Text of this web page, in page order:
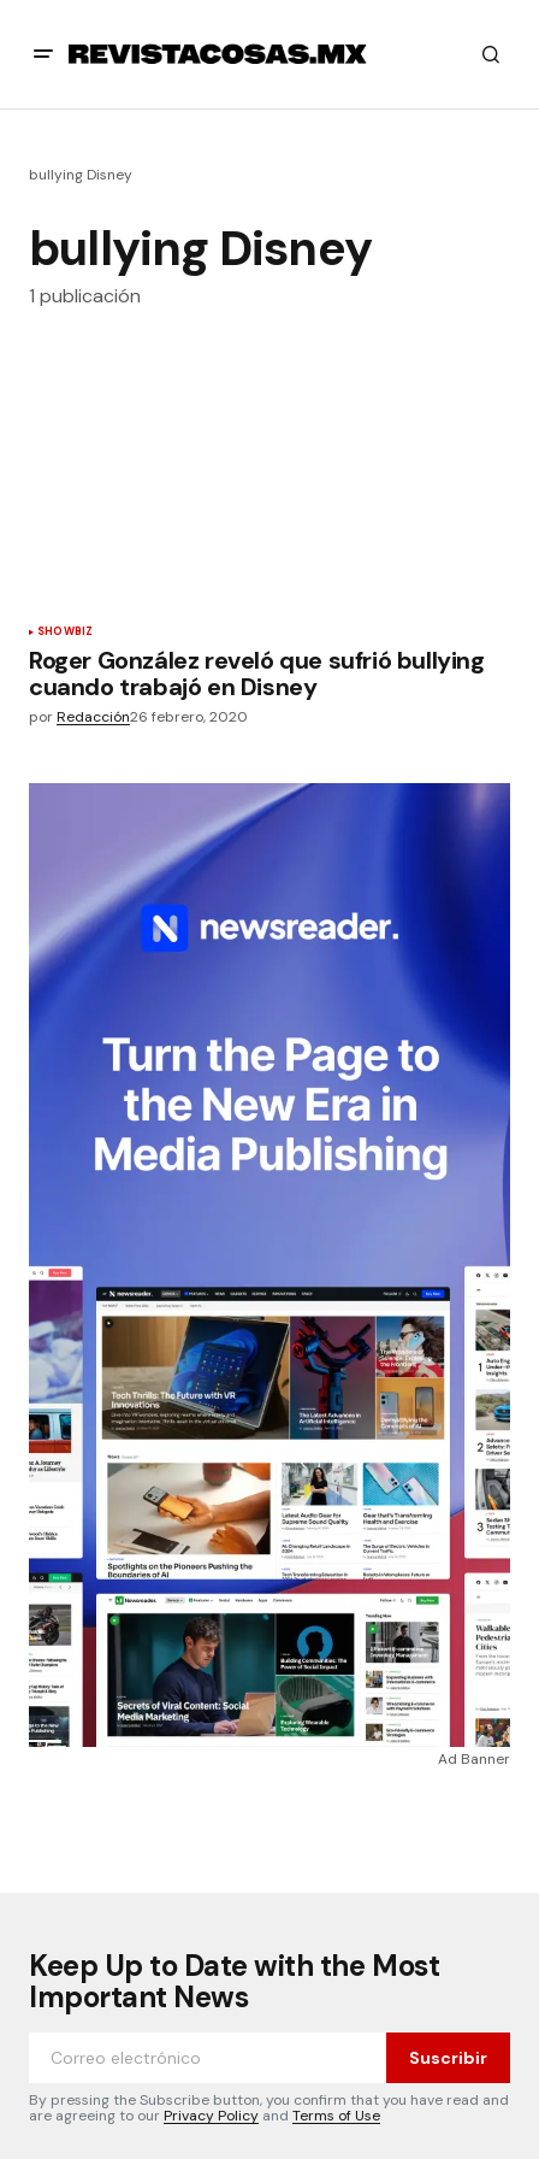
bullying Disney
bullying Disney
1 publicación
SHOWBIZ
Roger González reveló que sufrió bullying
cuando trabajó en Disney
porRedacción26 febrero, 2020
Ad Banner
Keep Up to Date with the Most
Important News
Suscribir
By pressing the Subscribe button, you confirm that you have read and
are agreeing to ourPrivacy Policy and Terms of Use